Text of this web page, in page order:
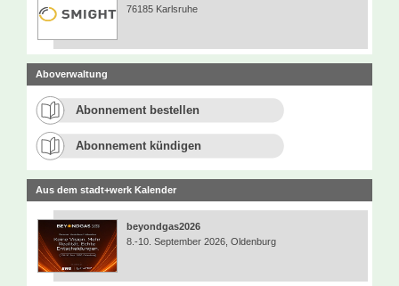
76185 Karlsruhe
Aboverwaltung
Abonnement bestellen
Abonnement kündigen
Aus dem stadt+werk Kalender
beyondgas2026
8.-10. September 2026, Oldenburg